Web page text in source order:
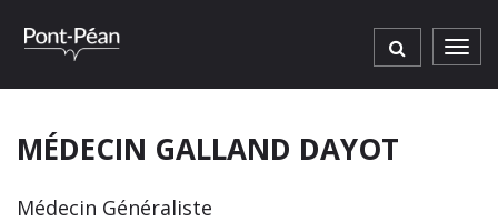
MÉDECIN GALLAND DAYOT
Médecin Généraliste